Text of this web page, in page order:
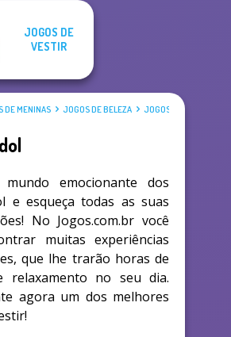
JOGOS DE
VESTIR
DE MENINAS JOGOS DE BELEZA JOGOS DE VESTIR
emocionante dos
e esqueça todas as suas
No Jogos.com.br você
muitas experiências
que lhe trarão horas de
relaxamento no seu dia.
agora um dos melhores